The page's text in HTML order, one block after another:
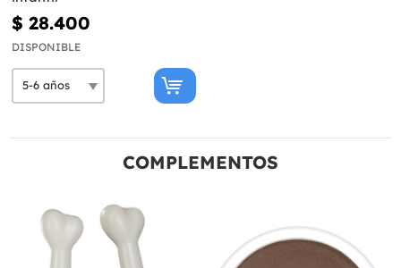
$ 28.400
DISPONIBLE
COMPLEMENTOS